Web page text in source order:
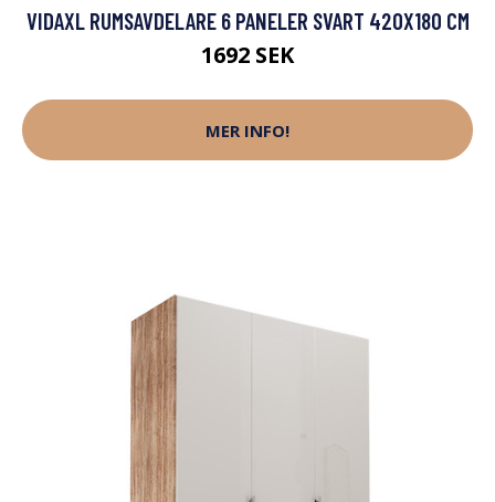
VIDAXL RUMSAVDELARE 6 PANELER SVART 420X180 CM
1692 SEK
MER INFO!